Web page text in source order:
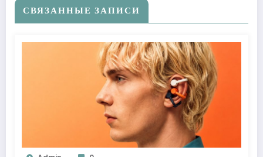
СВЯЗАННЫЕ ЗАПИСИ